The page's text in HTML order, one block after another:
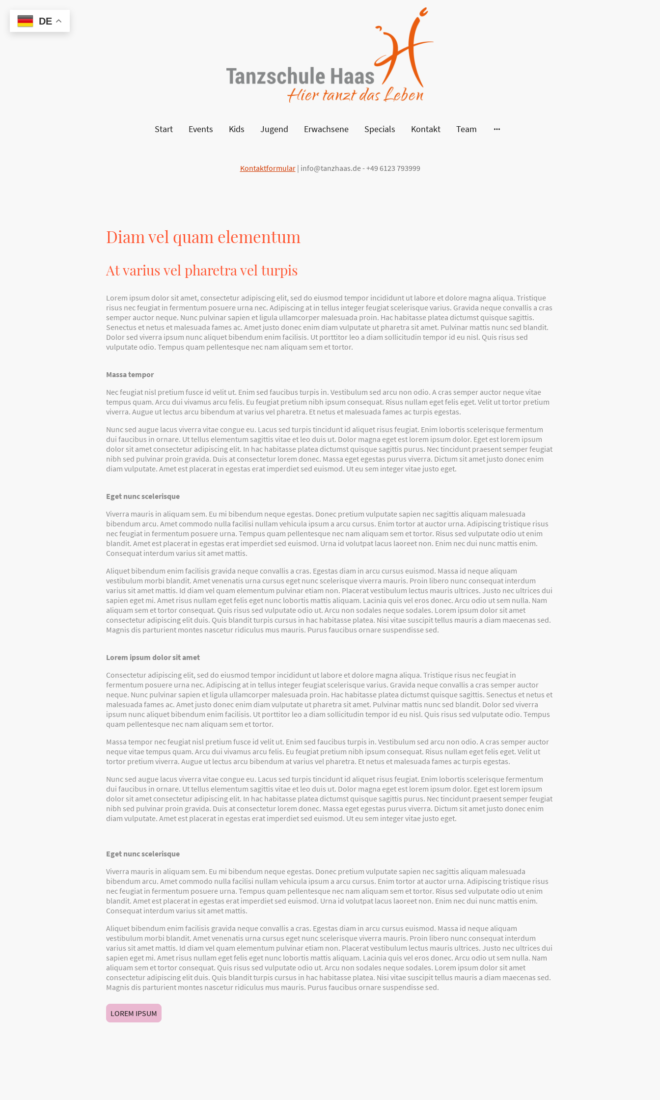
Start Events Kids Jugend Erwachsene Specials Kontakt Team
Kontaktformular| info@tanzhaas.de - +49 6123 793999
Diam vel quam elementum
At varius vel pharetra vel turpis
Lorem ipsum dolor sit amet, consectetur adipiscing elit, sed do eiusmod tempor incididunt ut labore et dolore magna aliqua. Tristique
risus nec feugiat in fermentum posuere urna nec. Adipiscing at in tellus integer feugiat scelerisque varius. Gravida neque convallis a cras
semper auctor neque. Nunc pulvinar sapien et ligula ullamcorper malesuada proin. Hac habitasse platea dictumst quisque sagittis.
Senectus et netus et malesuada fames ac. Amet justo donec enim diam vulputate ut pharetra sit amet. Pulvinar mattis nunc sed blandit.
Dolor sed viverra ipsum nunc aliquet bibendum enim facilisis. Ut porttitor leo a diam sollicitudin tempor id eu nisl. Quis risus sed
vulputate odio. Tempus quam pellentesque nec nam aliquam sem et tortor.
Massa tempor
Nec feugiat nisl pretium fusce id velit ut. Enim sed faucibus turpis in. Vestibulum sed arcu non odio. A cras semper auctor neque vitae
tempus quam. Arcu dui vivamus arcu felis. Eu feugiat pretium nibh ipsum consequat. Risus nullam eget felis eget. Velit ut tortor pretium
viverra. Augue ut lectus arcu bibendum at varius vel pharetra. Et netus et malesuada fames ac turpis egestas.
Nunc sed augue lacus viverra vitae congue eu. Lacus sed turpis tincidunt id aliquet risus feugiat. Enim lobortis scelerisque fermentum
dui faucibus in ornare. Ut tellus elementum sagittis vitae et leo duis ut. Dolor magna eget est lorem ipsum dolor. Eget est lorem ipsum
dolor sit amet consectetur adipiscing elit. In hac habitasse platea dictumst quisque sagittis purus. Nec tincidunt praesent semper feugiat
nibh sed pulvinar proin gravida. Duis at consectetur lorem donec. Massa eget egestas purus viverra. Dictum sit amet justo donec enim
diam vulputate. Amet est placerat in egestas erat imperdiet sed euismod. Ut eu sem integer vitae justo eget.
Eget nunc scelerisque
Viverra mauris in aliquam sem. Eu mi bibendum neque egestas. Donec pretium vulputate sapien nec sagittis aliquam malesuada
bibendum arcu. Amet commodo nulla facilisi nullam vehicula ipsum a arcu cursus. Enim tortor at auctor urna. Adipiscing tristique risus
nec feugiat in fermentum posuere urna. Tempus quam pellentesque nec nam aliquam sem et tortor. Risus sed vulputate odio ut enim
blandit. Amet est placerat in egestas erat imperdiet sed euismod. Urna id volutpat lacus laoreet non. Enim nec dui nunc mattis enim.
Consequat interdum varius sit amet mattis.
Aliquet bibendum enim facilisis gravida neque convallis a cras. Egestas diam in arcu cursus euismod. Massa id neque aliquam
vestibulum morbi blandit. Amet venenatis urna cursus eget nunc scelerisque viverra mauris. Proin libero nunc consequat interdum
varius sit amet mattis. Id diam vel quam elementum pulvinar etiam non. Placerat vestibulum lectus mauris ultrices. Justo nec ultrices dui
sapien eget mi. Amet risus nullam eget felis eget nunc lobortis mattis aliquam. Lacinia quis vel eros donec. Arcu odio ut sem nulla. Nam
aliquam sem et tortor consequat. Quis risus sed vulputate odio ut. Arcu non sodales neque sodales. Lorem ipsum dolor sit amet
consectetur adipiscing elit duis. Quis blandit turpis cursus in hac habitasse platea. Nisi vitae suscipit tellus mauris a diam maecenas sed.
Magnis dis parturient montes nascetur ridiculus mus mauris. Purus faucibus ornare suspendisse sed.
Lorem ipsum dolor sit amet
Consectetur adipiscing elit, sed do eiusmod tempor incididunt ut labore et dolore magna aliqua. Tristique risus nec feugiat in
fermentum posuere urna nec. Adipiscing at in tellus integer feugiat scelerisque varius. Gravida neque convallis a cras semper auctor
neque. Nunc pulvinar sapien et ligula ullamcorper malesuada proin. Hac habitasse platea dictumst quisque sagittis. Senectus et netus et
malesuada fames ac. Amet justo donec enim diam vulputate ut pharetra sit amet. Pulvinar mattis nunc sed blandit. Dolor sed viverra
ipsum nunc aliquet bibendum enim facilisis. Ut porttitor leo a diam sollicitudin tempor id eu nisl. Quis risus sed vulputate odio. Tempus
quam pellentesque nec nam aliquam sem et tortor.
Massa tempor nec feugiat nisl pretium fusce id velit ut. Enim sed faucibus turpis in. Vestibulum sed arcu non odio. A cras semper auctor
neque vitae tempus quam. Arcu dui vivamus arcu felis. Eu feugiat pretium nibh ipsum consequat. Risus nullam eget felis eget. Velit ut
tortor pretium viverra. Augue ut lectus arcu bibendum at varius vel pharetra. Et netus et malesuada fames ac turpis egestas.
Nunc sed augue lacus viverra vitae congue eu. Lacus sed turpis tincidunt id aliquet risus feugiat. Enim lobortis scelerisque fermentum
dui faucibus in ornare. Ut tellus elementum sagittis vitae et leo duis ut. Dolor magna eget est lorem ipsum dolor. Eget est lorem ipsum
dolor sit amet consectetur adipiscing elit. In hac habitasse platea dictumst quisque sagittis purus. Nec tincidunt praesent semper feugiat
nibh sed pulvinar proin gravida. Duis at consectetur lorem donec. Massa eget egestas purus viverra. Dictum sit amet justo donec enim
diam vulputate. Amet est placerat in egestas erat imperdiet sed euismod. Ut eu sem integer vitae justo eget.
Eget nunc scelerisque
Viverra mauris in aliquam sem. Eu mi bibendum neque egestas. Donec pretium vulputate sapien nec sagittis aliquam malesuada
bibendum arcu. Amet commodo nulla facilisi nullam vehicula ipsum a arcu cursus. Enim tortor at auctor urna. Adipiscing tristique risus
nec feugiat in fermentum posuere urna. Tempus quam pellentesque nec nam aliquam sem et tortor. Risus sed vulputate odio ut enim
blandit. Amet est placerat in egestas erat imperdiet sed euismod. Urna id volutpat lacus laoreet non. Enim nec dui nunc mattis enim.
Consequat interdum varius sit amet mattis.
Aliquet bibendum enim facilisis gravida neque convallis a cras. Egestas diam in arcu cursus euismod. Massa id neque aliquam
vestibulum morbi blandit. Amet venenatis urna cursus eget nunc scelerisque viverra mauris. Proin libero nunc consequat interdum
varius sit amet mattis. Id diam vel quam elementum pulvinar etiam non. Placerat vestibulum lectus mauris ultrices. Justo nec ultrices dui
sapien eget mi. Amet risus nullam eget felis eget nunc lobortis mattis aliquam. Lacinia quis vel eros donec. Arcu odio ut sem nulla. Nam
aliquam sem et tortor consequat. Quis risus sed vulputate odio ut. Arcu non sodales neque sodales. Lorem ipsum dolor sit amet
consectetur adipiscing elit duis. Quis blandit turpis cursus in hac habitasse platea. Nisi vitae suscipit tellus mauris a diam maecenas sed.
Magnis dis parturient montes nascetur ridiculus mus mauris. Purus faucibus ornare suspendisse sed.
LOREM IPSUM
DE